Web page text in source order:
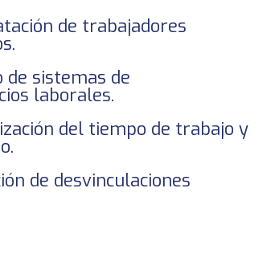
de trabajadores
de sistemas de
laborales.
del tiempo de trabajo y
de desvinculaciones